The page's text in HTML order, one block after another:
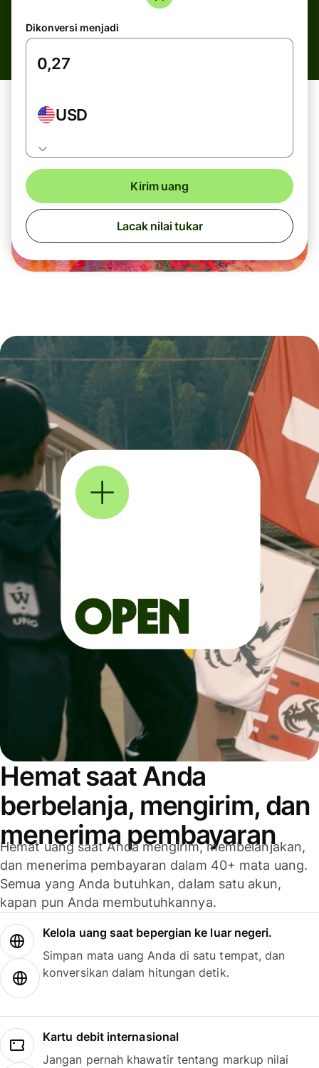
Dikonversi menjadi
USD
Kirim uang
Lacak nilai tukar
Hemat saat Anda
berbelanja, mengirim, dan
menerima pembayaran
Hemat uang saat Anda mengirim, membelanjakan,
dan menerima pembayaran dalam 40+ mata uang.
Semua yang Anda butuhkan, dalam satu akun,
kapan pun Anda membutuhkannya.
Kelola uang saat bepergian ke luar negeri.
Simpan mata uang Anda di satu tempat, dan
konversikan dalam hitungan detik.
Kartu debit internasional
Jangan pernah khawatir tentang markup nilai